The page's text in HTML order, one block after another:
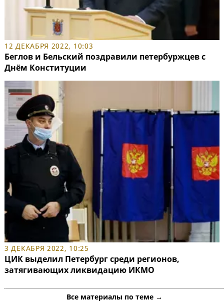
12 ДЕКАБРЯ 2022, 10:03
Беглов и Бельский поздравили петербуржцев с
Днём Конституции
3 ДЕКАБРЯ 2022, 10:25
ЦИК выделил Петербург среди регионов,
затягивающих ликвидацию ИКМО
Все материалы по теме →